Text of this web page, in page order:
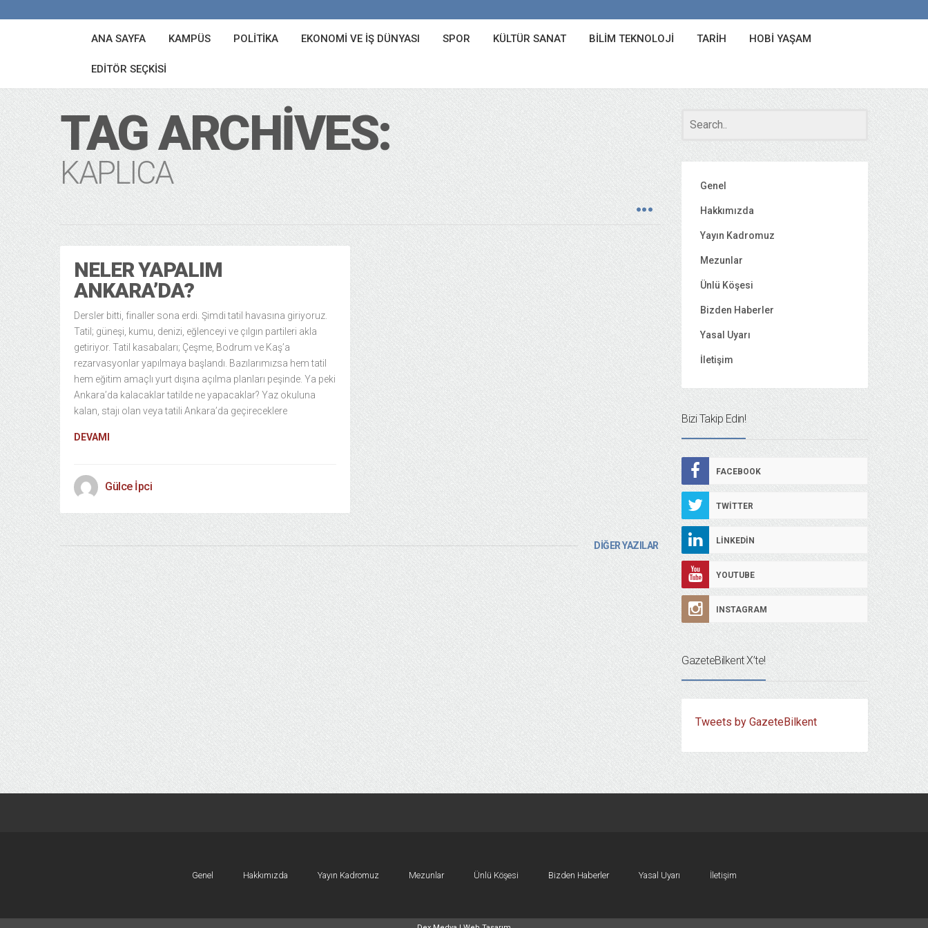
ANA SAYFA KAMPÜS POLITIKA EKONOMI VE İŞ DÜNYASI SPOR KÜLTÜR SANAT BILIM TEKNOLOJI TARIH HOBI YAŞAM
EDITÖR SEÇKISI
TAG ARCHIVES:
KAPLICA
NELER YAPALIM
ANKARA’DA?
Dersler bitti, finaller sona erdi. Şimdi tatil havasına giriyoruz.
Tatil; güneşi, kumu, denizi, eğlenceyi ve çılgın partileri akla
getiriyor. Tatil kasabaları; Çeşme, Bodrum ve Kaş’a
rezarvasyonlar yapılmaya başlandı. Bazılarımızsa hem tatil
hem eğitim amaçlı yurt dışına açılma planları peşinde. Ya peki
Ankara’da kalacaklar tatilde ne yapacaklar? Yaz okuluna
kalan, stajı olan veya tatili Ankara’da geçireceklere
DEVAMI
Gülce İpci
DİĞER YAZILAR
Genel
Hakkımızda
Yayın Kadromuz
Mezunlar
Ünlü Köşesi
Bizden Haberler
Yasal Uyarı
İletişim
Bizi Takip Edin!
FACEBOOK
TWITTER
LINKEDIN
YOUTUBE
INSTAGRAM
GazeteBilkent X’te!
Tweets by GazeteBilkent
Genel Hakkımızda Yayın Kadromuz Mezunlar Ünlü Köşesi Bizden Haberler Yasal Uyarı İletişim